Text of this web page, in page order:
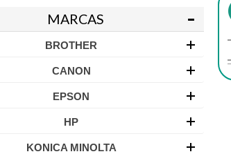
MARCAS
BROTHER
CANON
EPSON
HP
KONICA MINOLTA